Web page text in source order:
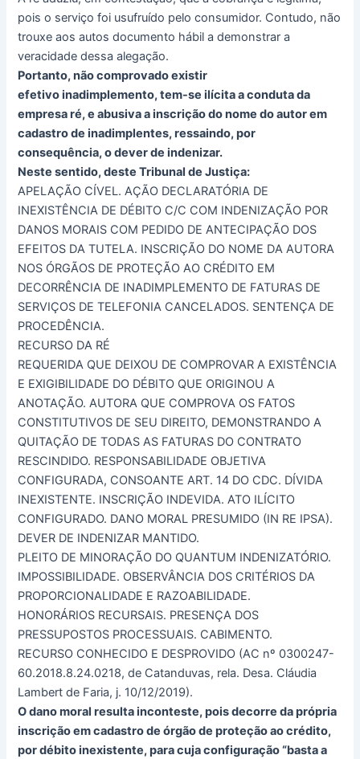
pois o serviço foi usufruído pelo consumidor. Contudo, não
trouxe aos autos documento hábil a demonstrar a
veracidade dessa alegação.
Portanto, não comprovado existir
efetivo inadimplemento, tem-se ilícita a conduta da
empresa ré, e abusiva a inscrição do nome do autor em
cadastro de inadimplentes, ressaindo, por
consequência, o dever de indenizar.
Neste sentido, deste Tribunal de Justiça:
APELAÇÃO CÍVEL. AÇÃO DECLARATÓRIA DE
INEXISTÊNCIA DE DÉBITO C/C COM INDENIZAÇÃO POR
DANOS MORAIS COM PEDIDO DE ANTECIPAÇÃO DOS
EFEITOS DA TUTELA. INSCRIÇÃO DO NOME DA AUTORA
NOS ÓRGÃOS DE PROTEÇÃO AO CRÉDITO EM
DECORRÊNCIA DE INADIMPLEMENTO DE FATURAS DE
SERVIÇOS DE TELEFONIA CANCELADOS. SENTENÇA DE
PROCEDÊNCIA.
RECURSO DA RÉ
REQUERIDA QUE DEIXOU DE COMPROVAR A EXISTÊNCIA
E EXIGIBILIDADE DO DÉBITO QUE ORIGINOU A
ANOTAÇÃO. AUTORA QUE COMPROVA OS FATOS
CONSTITUTIVOS DE SEU DIREITO, DEMONSTRANDO A
QUITAÇÃO DE TODAS AS FATURAS DO CONTRATO
RESCINDIDO. RESPONSABILIDADE OBJETIVA
CONFIGURADA, CONSOANTE ART. 14 DO CDC. DÍVIDA
INEXISTENTE. INSCRIÇÃO INDEVIDA. ATO ILÍCITO
CONFIGURADO. DANO MORAL PRESUMIDO (IN RE IPSA).
DEVER DE INDENIZAR MANTIDO.
PLEITO DE MINORAÇÃO DO QUANTUM INDENIZATÓRIO.
IMPOSSIBILIDADE. OBSERVÂNCIA DOS CRITÉRIOS DA
PROPORCIONALIDADE E RAZOABILIDADE.
HONORÁRIOS RECURSAIS. PRESENÇA DOS
PRESSUPOSTOS PROCESSUAIS. CABIMENTO.
RECURSO CONHECIDO E DESPROVIDO (AC nº 0300247-
60.2018.8.24.0218, de Catanduvas, rela. Desa. Cláudia
Lambert de Faria, j. 10/12/2019).
O dano moral resulta inconteste, pois decorre da própria
inscrição em cadastro de órgão de proteção ao crédito,
por débito inexistente, para cuja configuração “basta a